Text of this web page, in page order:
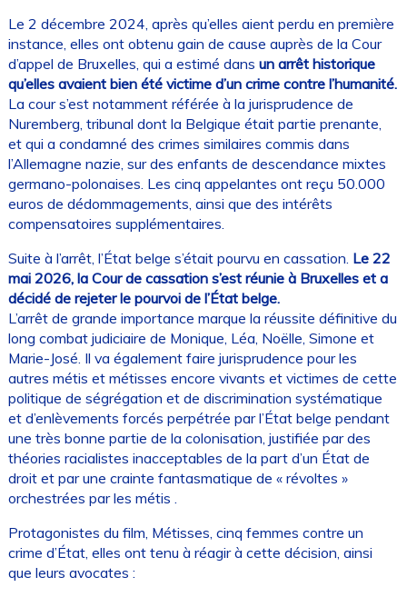
Le 2 décembre 2024, après qu’elles aient perdu en première
instance, elles ont obtenu gain de cause auprès de la Cour
d’appel de Bruxelles, qui a estimé dansun arrêt historique
qu’elles avaient bien été victime d’un crime contre l’humanité.
La cour s’est notamment référée à la jurisprudence de
Nuremberg, tribunal dont la Belgique était partie prenante,
et qui a condamné des crimes similaires commis dans
l’Allemagne nazie, sur des enfants de descendance mixtes
germano-polonaises. Les cinq appelantes ont reçu 50.000
euros de dédommagements, ainsi que des intérêts
compensatoires supplémentaires.
Suite à l’arrêt, l’État belge s’était pourvu en cassation. Le 22
mai 2026, la Cour de cassation s’est réunie à Bruxelles et a
décidé de rejeter le pourvoi de l’État belge.
L’arrêt de grande importance marque la réussite définitive du
long combat judiciaire de Monique, Léa, Noëlle, Simone et
Marie-José. Il va également faire jurisprudence pour les
autres métis et métisses encore vivants et victimes de cette
politique de ségrégation et de discrimination systématique
et d’enlèvements forcés perpétrée par l’État belge pendant
une très bonne partie de la colonisation, justifiée par des
théories racialistes inacceptables de la part d’un État de
droit et par une crainte fantasmatique de « révoltes »
orchestrées par les métis .
Protagonistes du film, Métisses, cinq femmes contre un
crime d’État, elles ont tenu à réagir à cette décision, ainsi
que leurs avocates :